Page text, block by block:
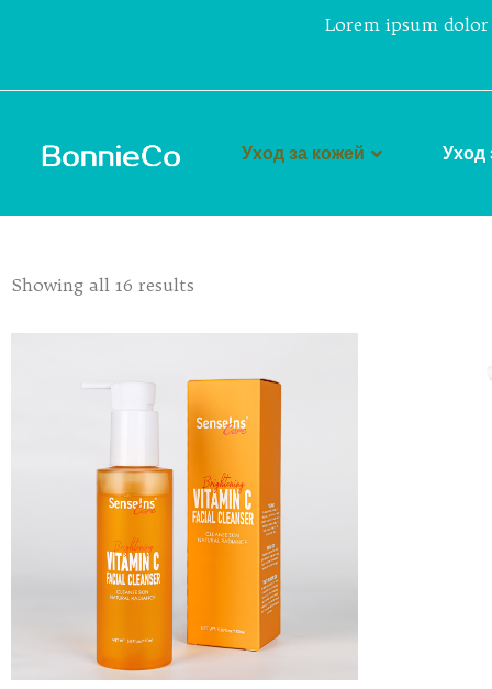
Lorem ipsum
Уход за кожей Уход
Showing all 16 results